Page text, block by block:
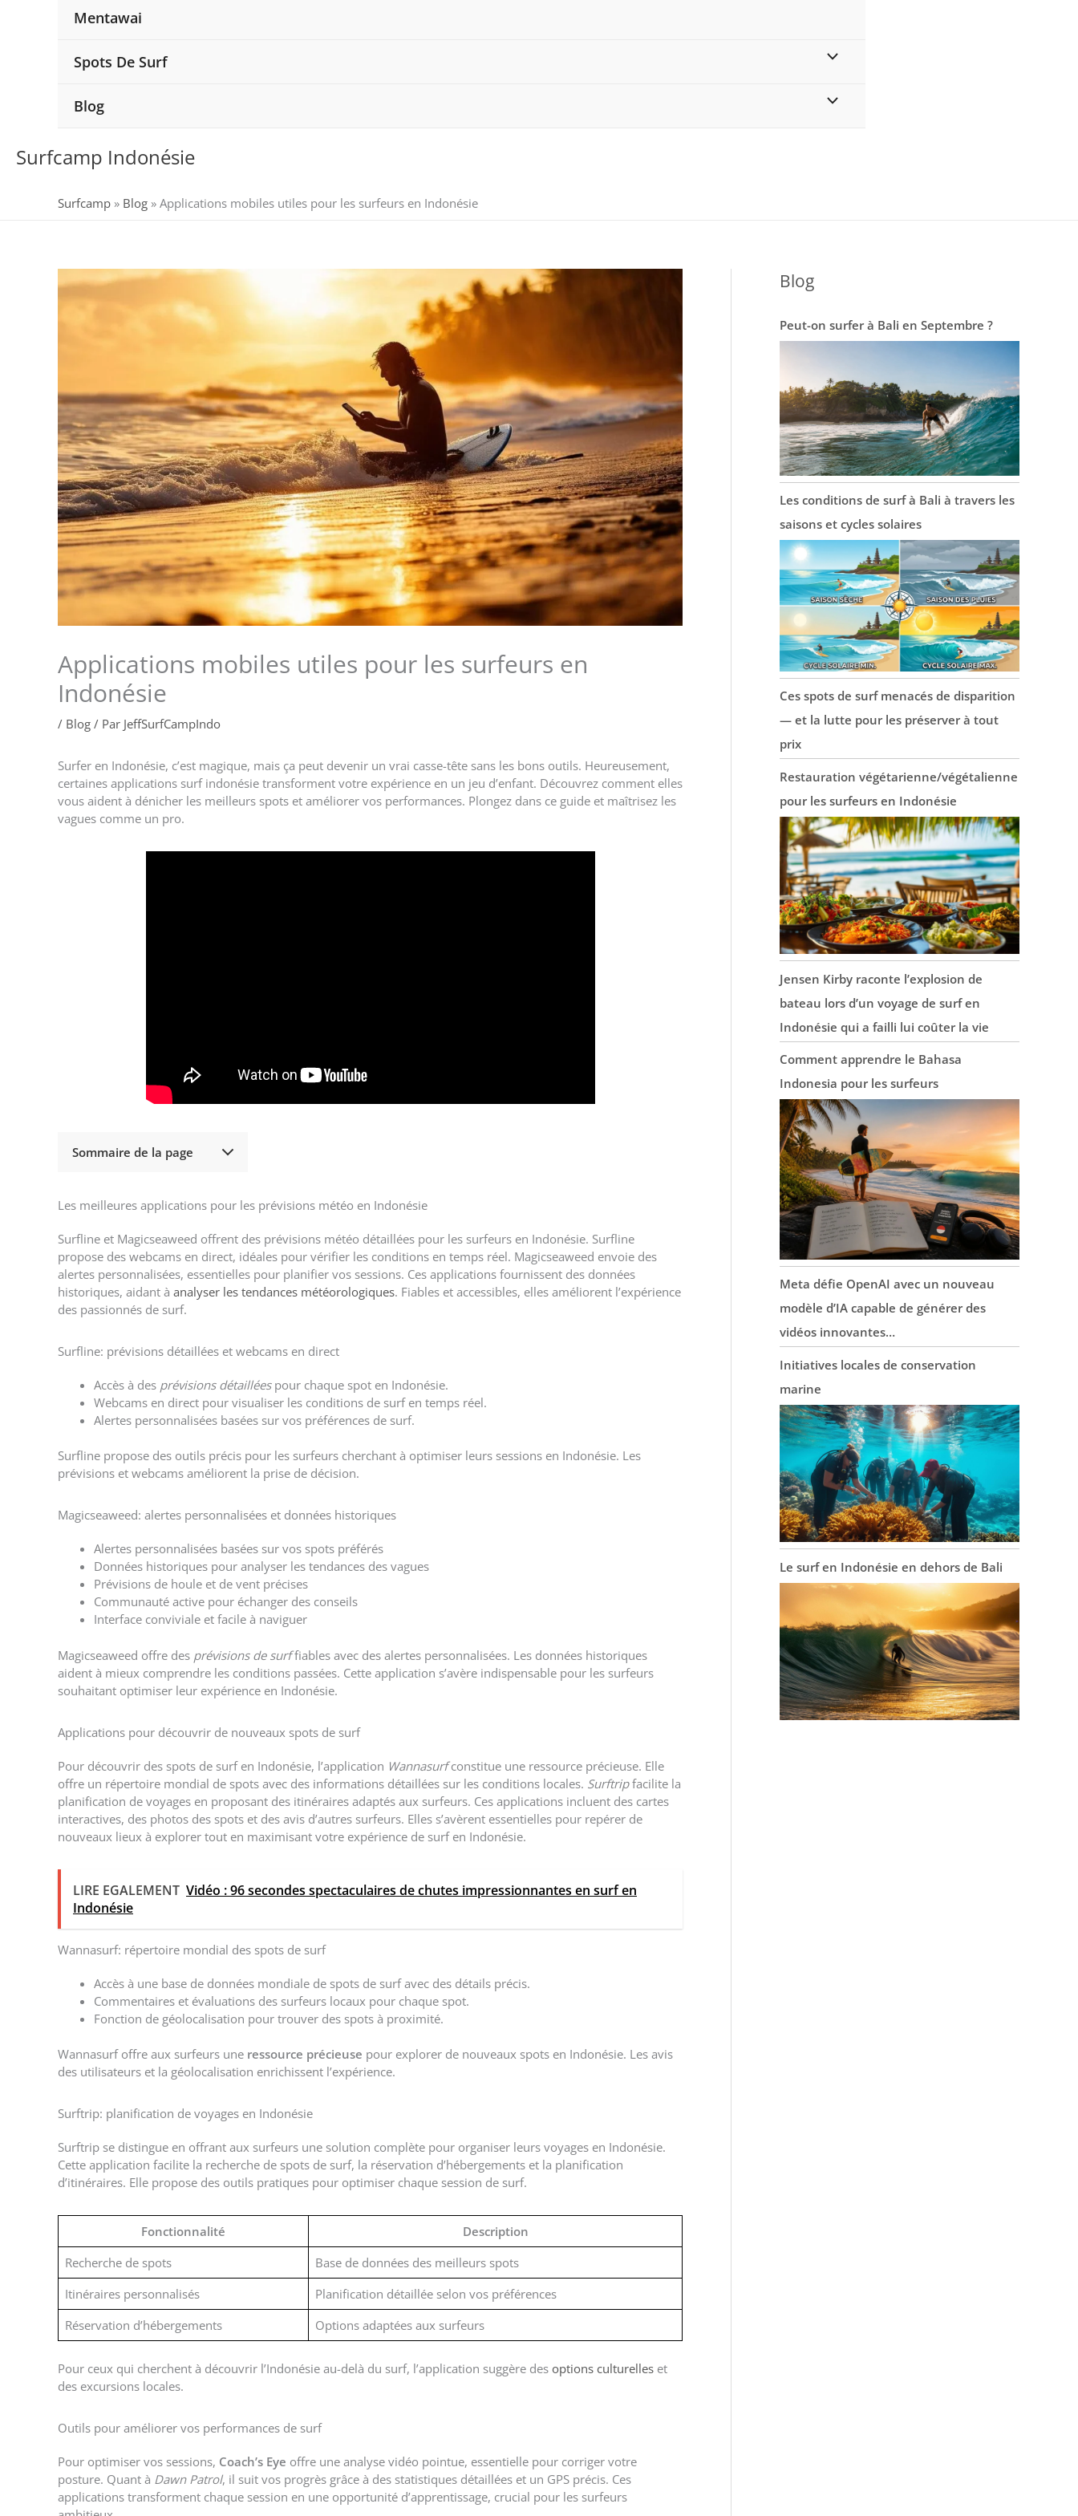
Mentawai
Spots De Surf
Blog
Surfcamp Indonésie
Surfcamp » Blog » Applications mobiles utiles pour les surfeurs en Indonésie
Applications mobiles utiles pour les surfeurs en
Indonésie
/ Blog / Par JeffSurfCampIndo
Surfer en Indonésie, c’est magique, mais ça peut devenir un vrai casse-tête sans les bons outils. Heureusement,
certaines applications surf indonésie transforment votre expérience en un jeu d’enfant. Découvrez comment elles
vous aident à dénicher les meilleurs spots et améliorer vos performances. Plongez dans ce guide et maîtrisez les
vagues comme un pro.
Sommaire de la page
Les meilleures applications pour les prévisions météo en Indonésie
Surfline et Magicseaweed offrent des prévisions météo détaillées pour les surfeurs en Indonésie. Surfline
propose des webcams en direct, idéales pour vérifier les conditions en temps réel. Magicseaweed envoie des
alertes personnalisées, essentielles pour planifier vos sessions. Ces applications fournissent des données
historiques, aidant à analyser les tendances météorologiques. Fiables et accessibles, elles améliorent l’expérience
des passionnés de surf.
Surfline: prévisions détaillées et webcams en direct
Accès à des prévisions détailléespour chaque spot en Indonésie.
Webcams en direct pour visualiser les conditions de surf en temps réel.
Alertes personnalisées basées sur vos préférences de surf.
Surfline propose des outils précis pour les surfeurs cherchant à optimiser leurs sessions en Indonésie. Les
prévisions et webcams améliorent la prise de décision.
Magicseaweed: alertes personnalisées et données historiques
Alertes personnalisées basées sur vos spots préférés
Données historiques pour analyser les tendances des vagues
Prévisions de houle et de vent précises
Communauté active pour échanger des conseils
Interface conviviale et facile à naviguer
Magicseaweed offre des prévisions de surffiables avec des alertes personnalisées. Les données historiques
aident à mieux comprendre les conditions passées. Cette application s’avère indispensable pour les surfeurs
souhaitant optimiser leur expérience en Indonésie.
Applications pour découvrir de nouveaux spots de surf
Pour découvrir des spots de surf en Indonésie, l’application Wannasurfconstitue une ressource précieuse. Elle
offre un répertoire mondial de spots avec des informations détaillées sur les conditions locales. Surftripfacilite la
planification de voyages en proposant des itinéraires adaptés aux surfeurs. Ces applications incluent des cartes
interactives, des photos des spots et des avis d’autres surfeurs. Elles s’avèrent essentielles pour repérer de
nouveaux lieux à explorer tout en maximisant votre expérience de surf en Indonésie.
LIRE EGALEMENT Vidéo : 96 secondes spectaculaires de chutes impressionnantes en surf en
Indonésie
Wannasurf: répertoire mondial des spots de surf
Accès à une base de données mondiale de spots de surf avec des détails précis.
Commentaires et évaluations des surfeurs locaux pour chaque spot.
Fonction de géolocalisation pour trouver des spots à proximité.
Wannasurf offre aux surfeurs une ressource précieuse pour explorer de nouveaux spots en Indonésie. Les avis
des utilisateurs et la géolocalisation enrichissent l’expérience.
Surftrip: planification de voyages en Indonésie
Surftrip se distingue en offrant aux surfeurs une solution complète pour organiser leurs voyages en Indonésie.
Cette application facilite la recherche de spots de surf, la réservation d’hébergements et la planification
d’itinéraires. Elle propose des outils pratiques pour optimiser chaque session de surf.
Fonctionnalité
Description
Recherche de spots
Base de données des meilleurs spots
Itinéraires personnalisés
Planification détaillée selon vos préférences
Réservation d’hébergements
Options adaptées aux surfeurs
Pour ceux qui cherchent à découvrir l’Indonésie au-delà du surf, l’application suggère des options culturelles et
des excursions locales.
Outils pour améliorer vos performances de surf
Pour optimiser vos sessions, Coach’s Eye offre une analyse vidéo pointue, essentielle pour corriger votre
posture. Quant à Dawn Patrol, il suit vos progrès grâce à des statistiques détaillées et un GPS précis. Ces
applications transforment chaque session en une opportunité d’apprentissage, crucial pour les surfeurs
Blog
Peut-on surfer à Bali en Septembre ?
Les conditions de surf à Bali à travers les
saisons et cycles solaires
Ces spots de surf menacés de disparition
— et la lutte pour les préserver à tout
prix
Restauration végétarienne/végétalienne
pour les surfeurs en Indonésie
Jensen Kirby raconte l’explosion de
bateau lors d’un voyage de surf en
Indonésie qui a failli lui coûter la vie
Comment apprendre le Bahasa
Indonesia pour les surfeurs
Meta défie OpenAI avec un nouveau
modèle d’IA capable de générer des
vidéos innovantes…
Initiatives locales de conservation
marine
Le surf en Indonésie en dehors de Bali